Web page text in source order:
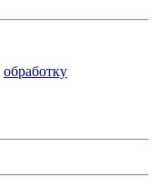
обработку